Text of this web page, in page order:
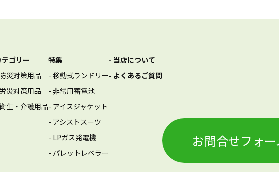
テゴリー
災対策用品
災対策用品
生・介護用品
特集
- 移動式ランドリー
- 非常用蓄電池
- アイスジャケット
- アシストスーツ
- LPガス発電機
- パレットレベラー
- 当店について
- よくあるご質問
お問合せフォ